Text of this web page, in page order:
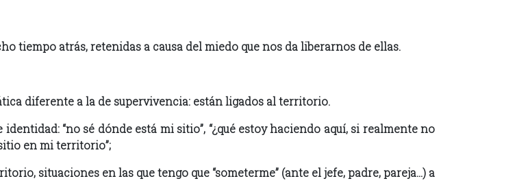
tiempo atrás, retenidas a causa del miedo que nos da liberarnos de ellas.
diferente a la de supervivencia: están ligados al territorio.
“no sé dónde está mi sitio”, “¿qué estoy haciendo aquí, si realmente no
en mi territorio”;
situaciones en las que tengo que “someterme” (ante el jefe, padre, pareja…) a